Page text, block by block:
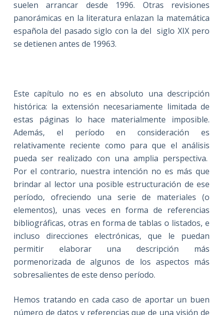
suelen arrancar desde 1996. Otras revisiones
panorámicas en la literatura enlazan la matemática
española del pasado siglo con la del siglo XIX pero
se detienen antes de 19963.
Este capítulo no es en absoluto una descripción
histórica: la extensión necesariamente limitada de
estas páginas lo hace materialmente imposible.
Además, el período en consideración es
relativamente reciente como para que el análisis
pueda ser realizado con una amplia perspectiva.
Por el contrario, nuestra intención no es más que
brindar al lector una posible estructuración de ese
período, ofreciendo una serie de materiales (o
elementos), unas veces en forma de referencias
bibliográficas, otras en forma de tablas o listados, e
incluso direcciones electrónicas, que le puedan
permitir elaborar una descripción más
pormenorizada de algunos de los aspectos más
sobresalientes de este denso período.
Hemos tratando en cada caso de aportar un buen
número de datos y referencias que de una visión de